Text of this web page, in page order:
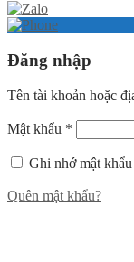
Đăng nhập
Tên tài khoản hoặc
Mật khẩu *
Ghi nhớ mật khẩu
Quên mật khẩu?